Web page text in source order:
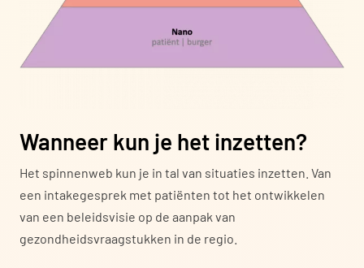
Wanneer kun je het inzetten?
Het spinnenweb kun je in tal van situaties inzetten. Van
een intakegesprek met patiënten tot het ontwikkelen
van een beleidsvisie op de aanpak van
gezondheidsvraagstukken in de regio.